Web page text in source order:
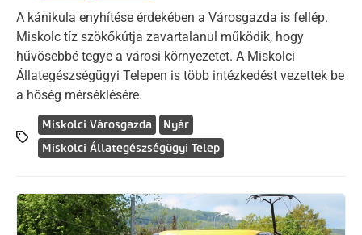
A kánikula enyhítése érdekében a Városgazda is fellép.
Miskolc tíz szökőkútja zavartalanul működik, hogy
hűvösebbé tegye a városi környezetet. A Miskolci
Állategészségügyi Telepen is több intézkedést vezettek be
a hőség mérséklésére.
Miskolci Városgazda
Nyár
Miskolci Állategészségügyi Telep